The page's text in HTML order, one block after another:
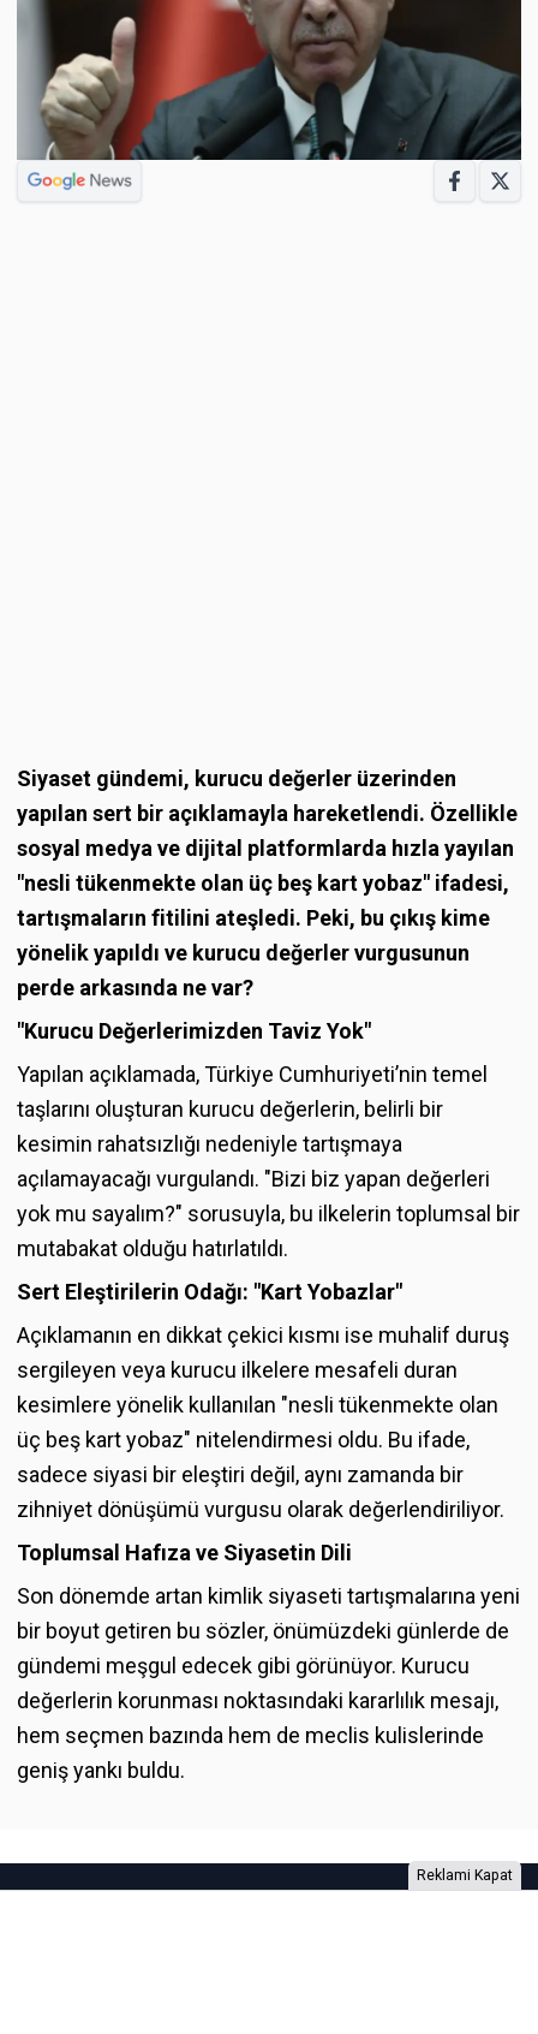
Siyaset gündemi, kurucu değerler üzerinden
yapılan sert bir açıklamayla hareketlendi. Özellikle
sosyal medya ve dijital platformlarda hızla yayılan
"nesli tükenmekte olan üç beş kart yobaz" ifadesi,
tartışmaların fitilini ateşledi. Peki, bu çıkış kime
yönelik yapıldı ve kurucu değerler vurgusunun
perde arkasında ne var?
"Kurucu Değerlerimizden Taviz Yok"
Yapılan açıklamada, Türkiye Cumhuriyeti’nin temel
taşlarını oluşturan kurucu değerlerin, belirli bir
kesimin rahatsızlığı nedeniyle tartışmaya
açılamayacağı vurgulandı. "Bizi biz yapan değerleri
yok mu sayalım?" sorusuyla, bu ilkelerin toplumsal bir
mutabakat olduğu hatırlatıldı.
Sert Eleştirilerin Odağı: "Kart Yobazlar"
Açıklamanın en dikkat çekici kısmı ise muhalif duruş
sergileyen veya kurucu ilkelere mesafeli duran
kesimlere yönelik kullanılan "nesli tükenmekte olan
üç beş kart yobaz" nitelendirmesi oldu. Bu ifade,
sadece siyasi bir eleştiri değil, aynı zamanda bir
zihniyet dönüşümü vurgusu olarak değerlendiriliyor.
Toplumsal Hafıza ve Siyasetin Dili
Son dönemde artan kimlik siyaseti tartışmalarına yeni
bir boyut getiren bu sözler, önümüzdeki günlerde de
gündemi meşgul edecek gibi görünüyor. Kurucu
değerlerin korunması noktasındaki kararlılık mesajı,
hem seçmen bazında hem de meclis kulislerinde
geniş yankı buldu.
Reklami Kapat